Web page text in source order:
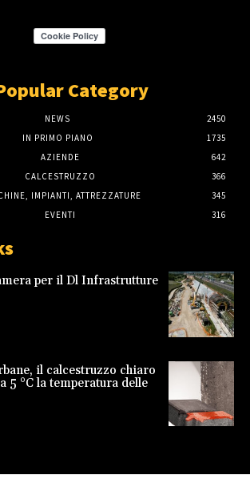
Category
NEWS
2450
IN PRIMO PIANO
1735
AZIENDE
642
CALCESTRUZZO
366
IMPIANTI, ATTREZZATURE
345
EVENTI
316
per il Dl Infrastrutture
il calcestruzzo chiaro
5 °C la temperatura delle